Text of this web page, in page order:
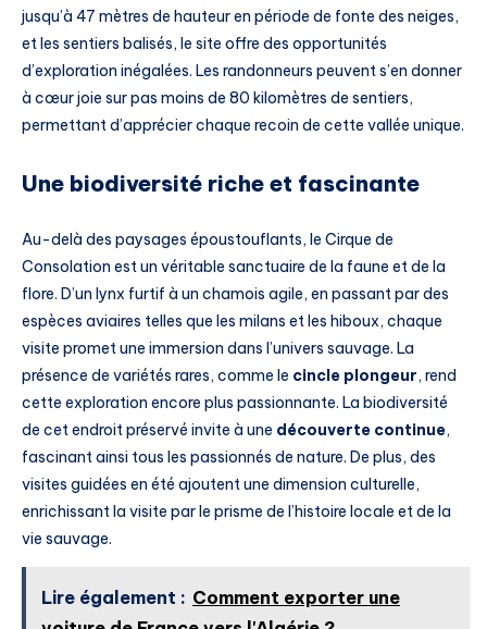
jusqu’à 47 mètres de hauteur en période de fonte des neiges,
et les sentiers balisés, le site offre des opportunités
d’exploration inégalées. Les randonneurs peuvent s’en donner
à cœur joie sur pas moins de 80 kilomètres de sentiers,
permettant d’apprécier chaque recoin de cette vallée unique.
Une biodiversité riche et fascinante
Au-delà des paysages époustouflants, le Cirque de
Consolation est un véritable sanctuaire de la faune et de la
flore. D’un lynx furtif à un chamois agile, en passant par des
espèces aviaires telles que les milans et les hiboux, chaque
visite promet une immersion dans l’univers sauvage. La
présence de variétés rares, comme le cincle plongeur, rend
cette exploration encore plus passionnante. La biodiversité
de cet endroit préservé invite à une découverte continue,
fascinant ainsi tous les passionnés de nature. De plus, des
visites guidées en été ajoutent une dimension culturelle,
enrichissant la visite par le prisme de l’histoire locale et de la
vie sauvage.
Lire également : Comment exporter une